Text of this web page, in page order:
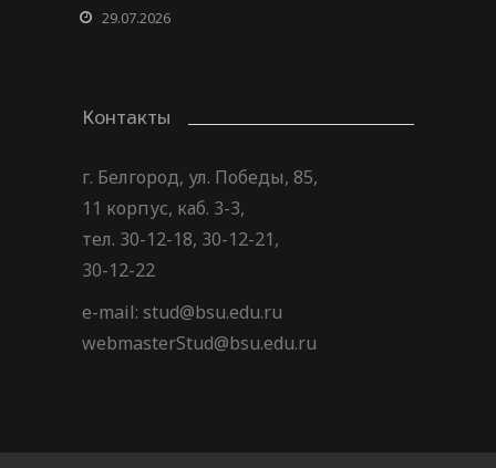
29.07.2026
Контакты
г. Белгород, ул. Победы, 85,
11 корпус, каб. 3-3,
тел. 30-12-18, 30-12-21,
30-12-22
e-mail: stud@bsu.edu.ru
webmasterStud@bsu.edu.ru